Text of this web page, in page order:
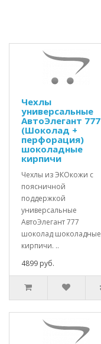
Чехлы
универсальные
АвтоЭлегант 777
(Шоколад +
перфорация)
шоколадные
кирпичи
Чехлы из ЭКОкожи с
поясничной
поддержкой
универсальные
АвтоЭлегант 777
шоколад шоколадные
кирпичи. ..
4899 руб.